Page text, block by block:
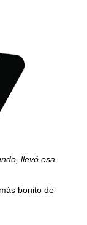
llevó esa
bonito de